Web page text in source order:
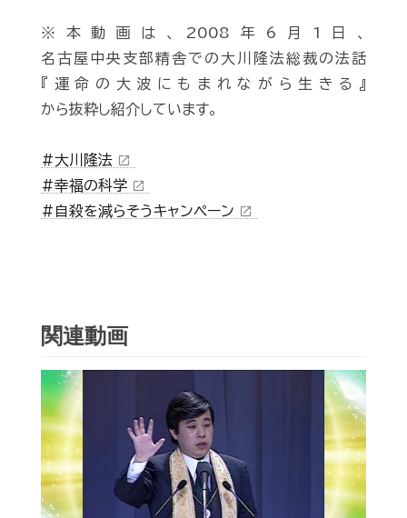
※本動画は、2008年6月1日、
名古屋中央支部精舎での大川隆法総裁の法話
『運命の大波にもまれながら生きる』
から抜粋し紹介しています。
#大川隆法 open_in_new
#幸福の科学 open_in_new
#自殺を減らそうキャンペーン open_in_new
関連動画